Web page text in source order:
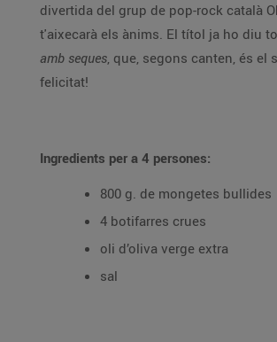
divertida del grup de pop-rock català Obeses que
t'aixecarà els
amb seques, que, segons canten, és el
felicitat!
Ingredients per a 4 persones:
800 g. de mongetes bullides
4 botifarres crues
oli d’oliva verge extra
sal